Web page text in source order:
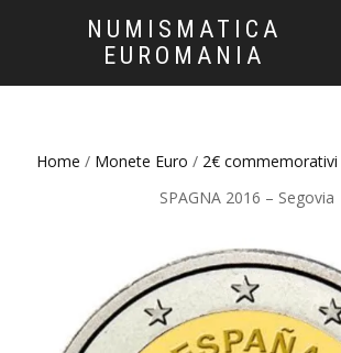
NUMISMATICA
EUROMANIA
Home / Monete Euro / 2€ commemorativi
SPAGNA 2016 – Segovia